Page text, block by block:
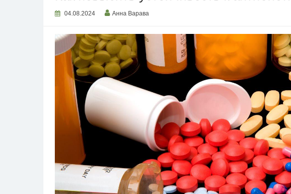
04.08.2024 Анна Варава